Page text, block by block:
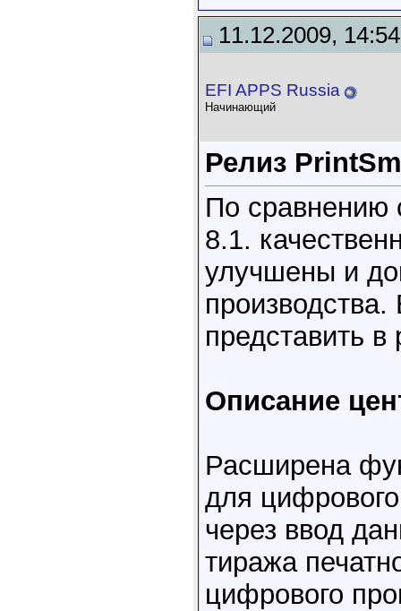
11.12.2009, 14:54
EFI APPS Russia
Начинающий
Релиз
По сравнению
8.1.
улучшены и
представить в
Описание
Расширена
для
через ввод
тиража
цифрового